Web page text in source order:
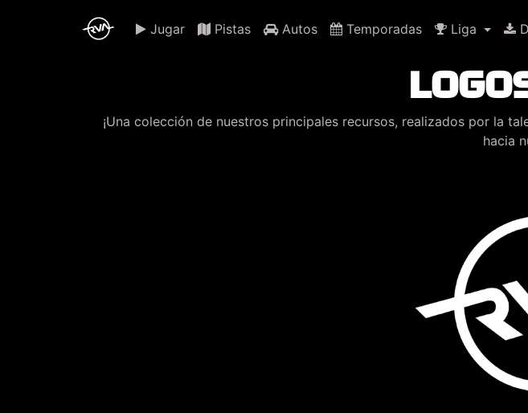
Jugar Pistas Autos Temporadas Liga
¡Una colección de nuestros principales recursos, realizados por la
hacia